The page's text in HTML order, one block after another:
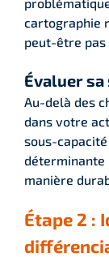
cartographie
peut-être pas
Évaluer
Au-delà des
dans votre
sous-
déterminante
manière
Étape 2 :